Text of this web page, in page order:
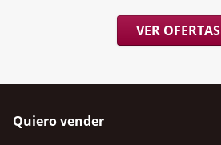
VER OFERTAS
Quiero vender